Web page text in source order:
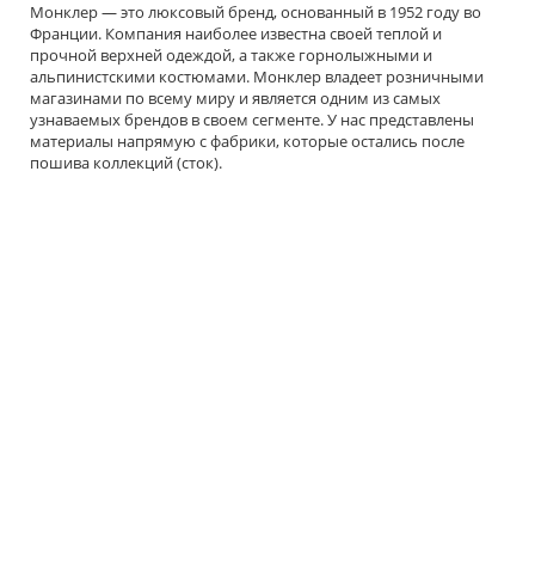
Монклер — это люксовый бренд, основанный в 1952 году во
Франции. Компания наиболее известна своей теплой и
прочной верхней одеждой, а также горнолыжными и
альпинистскими костюмами. Монклер владеет розничными
магазинами по всему миру и является одним из самых
узнаваемых брендов в своем сегменте. У нас представлены
материалы напрямую с фабрики, которые остались после
пошива коллекций (сток).